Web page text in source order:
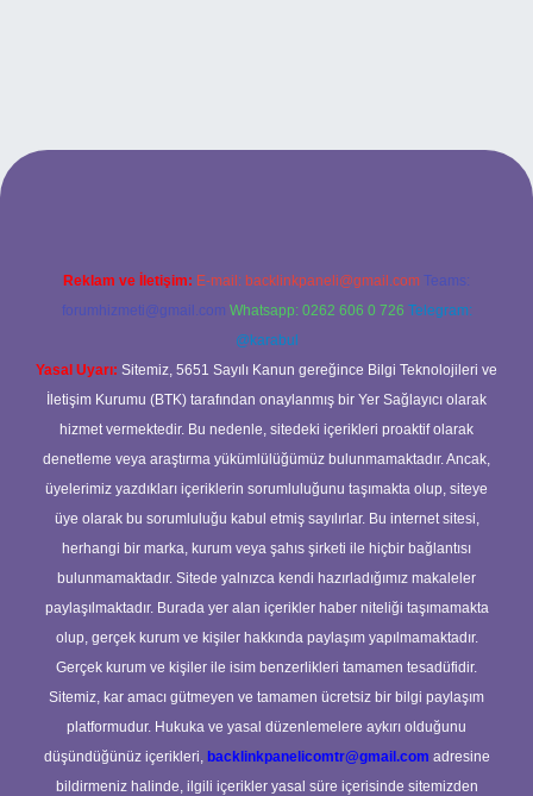
betci
Reklam ve İletişim: E-mail: backlinkpaneli@gmail.com Teams:
forumhizmeti@gmail.com Whatsapp: 0262 606 0 726 Telegram:
@karabul
Yasal Uyarı: Sitemiz, 5651 Sayılı Kanun gereğince Bilgi Teknolojileri ve
İletişim Kurumu (BTK) tarafından onaylanmış bir Yer Sağlayıcı olarak
hizmet vermektedir. Bu nedenle, sitedeki içerikleri proaktif olarak
denetleme veya araştırma yükümlülüğümüz bulunmamaktadır. Ancak,
üyelerimiz yazdıkları içeriklerin sorumluluğunu taşımakta olup, siteye
üye olarak bu sorumluluğu kabul etmiş sayılırlar. Bu internet sitesi,
herhangi bir marka, kurum veya şahıs şirketi ile hiçbir bağlantısı
bulunmamaktadır. Sitede yalnızca kendi hazırladığımız makaleler
paylaşılmaktadır. Burada yer alan içerikler haber niteliği taşımamakta
olup, gerçek kurum ve kişiler hakkında paylaşım yapılmamaktadır.
Gerçek kurum ve kişiler ile isim benzerlikleri tamamen tesadüfidir.
Sitemiz, kar amacı gütmeyen ve tamamen ücretsiz bir bilgi paylaşım
platformudur. Hukuka ve yasal düzenlemelere aykırı olduğunu
düşündüğünüz içerikleri, backlinkpanelicomtr@gmail.com adresine
bildirmeniz halinde, ilgili içerikler yasal süre içerisinde sitemizden